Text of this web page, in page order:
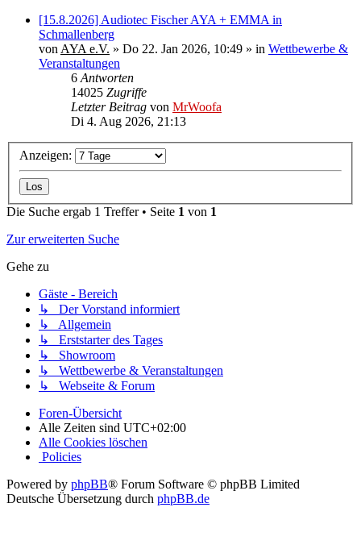
[15.8.2026] Audiotec Fischer AYA + EMMA in
Schmallenberg
von AYA e.V. » Do 22. Jan 2026, 10:49 » in Wettbewerbe &
Veranstaltungen
6 Antworten
14025 Zugriffe
Letzter Beitrag von MrWoofa
Di 4. Aug 2026, 21:13
Anzeigen:
Die Suche ergab 1 Treffer • Seite 1 von 1
Zur erweiterten Suche
Gehe zu
Gäste - Bereich
↳ Der Vorstand informiert
↳ Allgemein
↳ Erststarter des Tages
↳ Showroom
↳ Wettbewerbe & Veranstaltungen
↳ Webseite & Forum
Foren-Übersicht
Alle Zeiten sind UTC+02:00
Alle Cookies löschen
Policies
Powered by phpBB® Forum Software © phpBB Limited
Deutsche Übersetzung durch phpBB.de